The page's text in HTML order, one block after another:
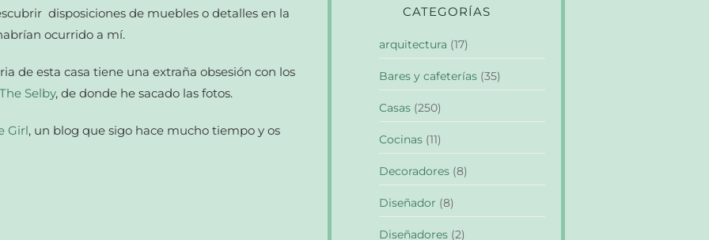
disposiciones de muebles o detalles en la
ocurrido a mí.
de esta casa tiene una extraña obsesión con los
The Selby, de donde he sacado las fotos.
Girl, un blog que sigo hace mucho tiempo y os
CATEGORÍAS
arquitectura (17)
Bares y cafeterías (35)
Casas (250)
Cocinas (11)
Decoradores (8)
Diseñador (8)
Diseñadores (2)